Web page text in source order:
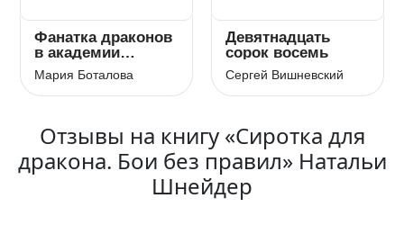
Фанатка драконов
в академии
вампиров
Мария Боталова
Девятнадцать
сорок восемь
Сергей Вишневский
Отзывы на книгу «Сиротка для
дракона. Бои без правил» Натальи
Шнейдер